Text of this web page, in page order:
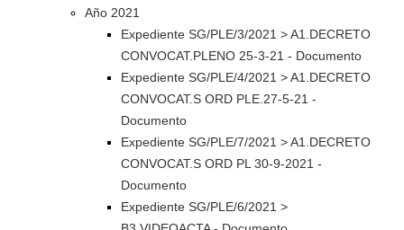
Año 2021
Expediente SG/PLE/3/2021 > A1.DECRETO
CONVOCAT.PLENO 25-3-21 - Documento
Expediente SG/PLE/4/2021 > A1.DECRETO
CONVOCAT.S ORD PLE.27-5-21 -
Documento
Expediente SG/PLE/7/2021 > A1.DECRETO
CONVOCAT.S ORD PL 30-9-2021 -
Documento
Expediente SG/PLE/6/2021 >